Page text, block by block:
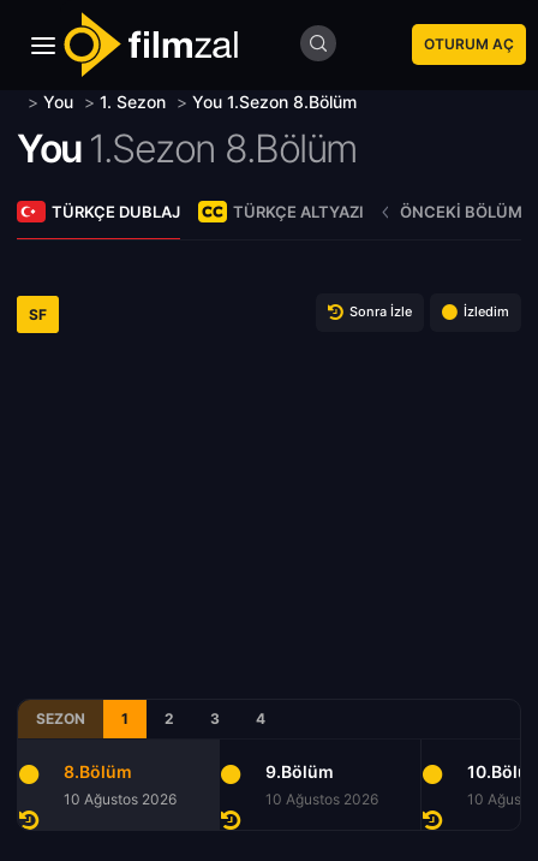
OTURUM AÇ
> You > 1. Sezon > You 1.Sezon 8.Bölüm
You 1.Sezon 8.Bölüm
TÜRKÇE DUBLAJ TÜRKÇE ALTYAZI ÖNCEKI BÖLÜM
SF Sonra İzle İzledim
SEZON 1 2 3 4
8.Bölüm
10 Ağustos 2026
9.Bölüm
10 Ağustos 2026 10